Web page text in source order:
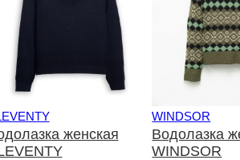
женская
WINDSOR
Водолазка
WINDSOR